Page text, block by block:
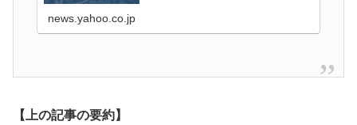
news.yahoo.co.jp
【上の記事の要約】